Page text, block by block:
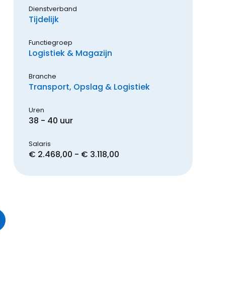
Dienstverband
Tijdelijk
Functiegroep
Logistiek & Magazijn
Branche
Transport, Opslag & Logistiek
Uren
38 - 40 uur
Salaris
€ 2.468,00 - € 3.118,00